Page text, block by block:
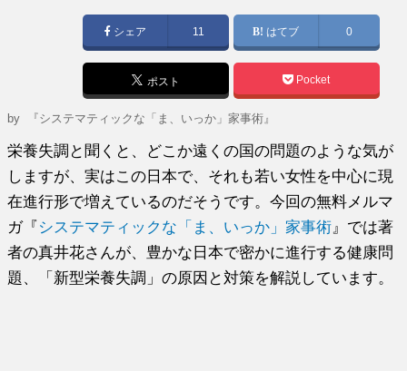
シェア 11 はてブ 0
ポスト Pocket
by 『システマティックな「ま、いっか」家事術』
栄養失調と聞くと、どこか遠くの国の問題のような気が
しますが、実はこの日本で、それも若い女性を中心に現
在進行形で増えているのだそうです。今回の無料メルマ
ガ『 システマティックな「ま、いっか」家事術 』では著
者の真井花さんが、豊かな日本で密かに進行する健康問
題、「新型栄養失調」の原因と対策を解説しています。